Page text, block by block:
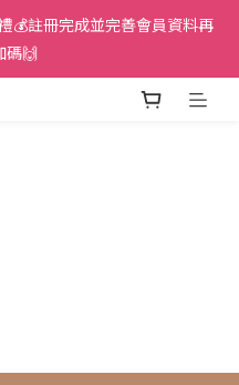
💰註冊完成並完善會員資料再
碼🙌